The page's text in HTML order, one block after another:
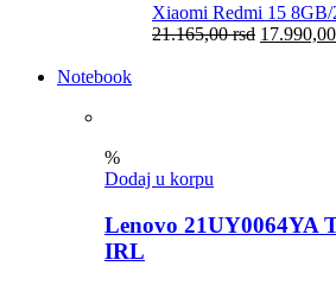
Xiaomi Redmi 15
21.165,00rsd 17.990,00
Notebook
%
Dodaj u korpu
Lenovo 21UY0064YA
IRL